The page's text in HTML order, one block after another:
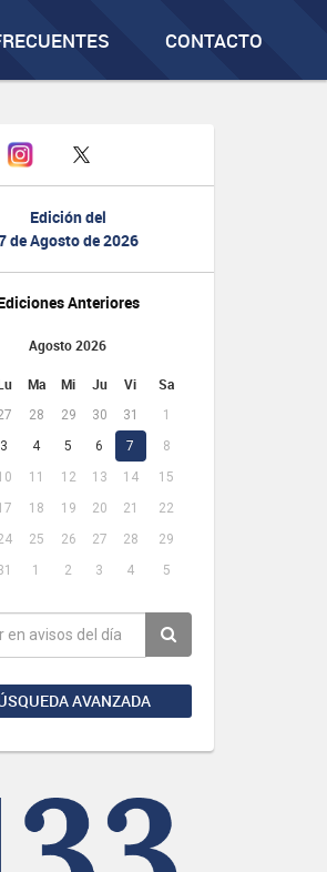
CONTACTO
Edición del
de Agosto de 2026
Anteriores
Agosto 2026
Ma Mi Ju Vi Sa
28 29 30 31
1
3 4 5 6 7
8
11 12 13 14
15
18 19 20 21
22
25 26 27 28
29
1 2 3 4 5
AVANZADA